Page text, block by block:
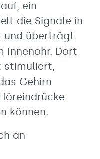
ein
die Signale in
und überträgt
Innenohr. Dort
stimuliert,
Gehirn
können.
an